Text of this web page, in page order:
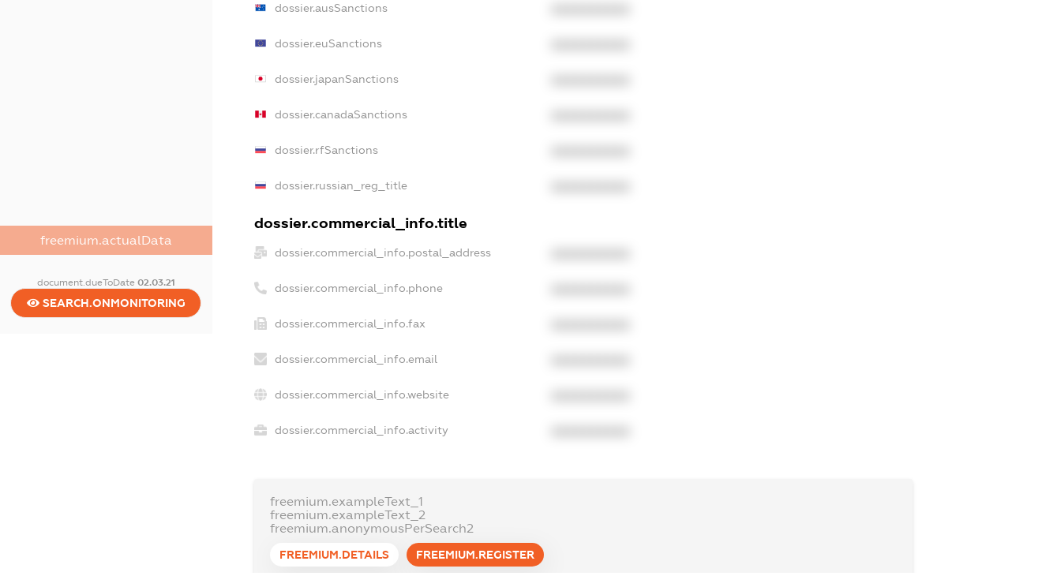
freemium.actualData
document.dueToDate 02.03.21
SEARCH.ONMONITORING
dossier.ausSanctions
dossier.euSanctions
dossier.japanSanctions
dossier.canadaSanctions
dossier.rfSanctions
dossier.russian_reg_title
dossier.commercial_info.title
dossier.commercial_info.postal_address
dossier.commercial_info.phone
dossier.commercial_info.fax
dossier.commercial_info.email
dossier.commercial_info.website
dossier.commercial_info.activity
freemium.exampleText_1
freemium.exampleText_2
freemium.anonymousPerSearch2
FREEMIUM.DETAILS FREEMIUM.REGISTER